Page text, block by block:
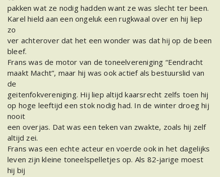
pakken wat ze nodig hadden want ze was slecht ter been.
Karel hield aan een ongeluk een rugkwaal over en hij liep
zo
ver achterover dat het een wonder was dat hij op de been
bleef.
Frans was de motor van de toneelvereniging “Eendracht
maakt Macht”, maar hij was ook actief als bestuurslid van
de
geitenfokvereniging. Hij liep altijd kaarsrecht zelfs toen hij
op hoge leeftijd een stok nodig had. In de winter droeg hij
nooit
een overjas. Dat was een teken van zwakte, zoals hij zelf
altijd zei.
Frans was een echte acteur en voerde ook in het dagelijks
leven zijn kleine toneelspelletjes op. Als 82-jarige moest
hij bij